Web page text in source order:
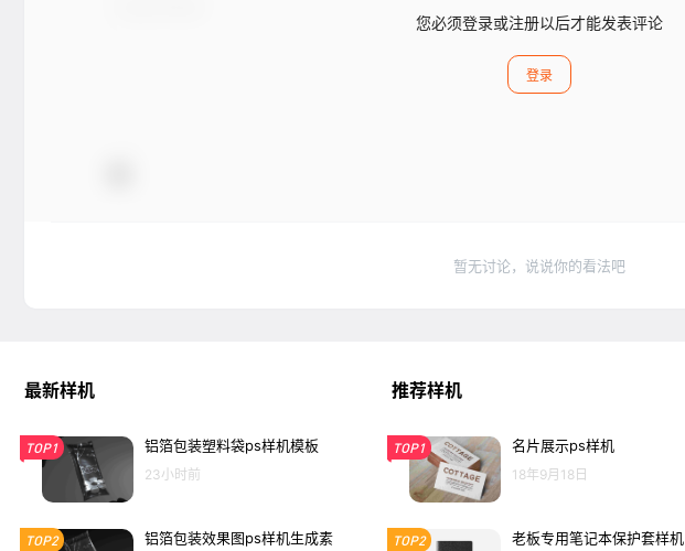
您必须登录或注册以后才能发表评论
登录
暂无讨论，说说你的看法吧
最新样机
TOP1 铝箔包装塑料袋ps样机模板
23小时前
TOP2
铝箔包装效果图ps样机生成素
推荐样机
TOP1 名片展示ps样机
18年9月18日
TOP2 老板专用笔记本保护套样机